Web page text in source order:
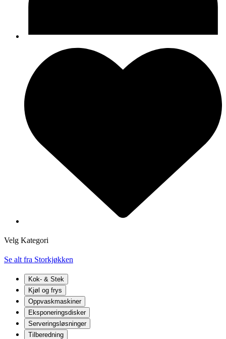
Velg Kategori
Se alt fra Storkjøkken
Kok- & Stek
Kjøl og frys
Oppvaskmaskiner
Eksponeringsdisker
Serveringsløsninger
Tilberedning